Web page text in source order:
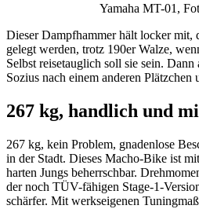
Yamaha MT-01,
Dieser Dampfhammer hält locker mit,
gelegt werden, trotz 190er Walze,
Selbst reisetauglich soll sie sein.
Sozius nach einem anderen Plätzchen
267 kg, handlich und
267 kg, kein Problem, gnadenlose
in der Stadt. Dieses Macho-Bike ist
harten Jungs beherrschbar.
der noch TÜV-fähigen Stage-1-
schärfer. Mit werkseigenen